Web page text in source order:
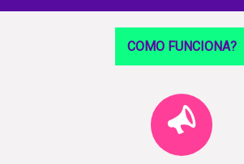
COMO FUNCIONA?